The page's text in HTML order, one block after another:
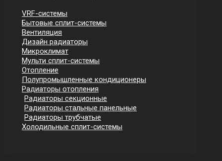
VRF-системы
Бытовые сплит-системы
Вентиляция
Дизайн радиаторы
Микроклимат
Мульти сплит-системы
Отопление
Полупромышленные кондиционеры
Радиаторы отопления
Радиаторы секционные
Радиаторы стальные панельные
Радиаторы трубчатые
Холодильные сплит-системы